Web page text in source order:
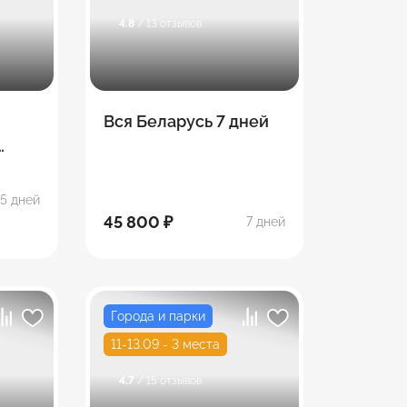
5 дней
4.8/ 13 отзывов
Вся Беларусь 7 дней
45 800 ₽ 7 дней
Города и парки
11-13.09 - 3 места
4.7/ 15 отзывов